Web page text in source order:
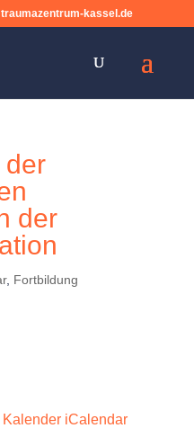
kassel.de
der
der
, Fortbildung
iCalendar